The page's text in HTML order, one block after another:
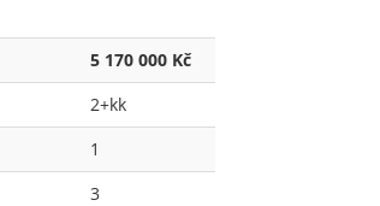
5 170 000 Kč
2+kk
1
3